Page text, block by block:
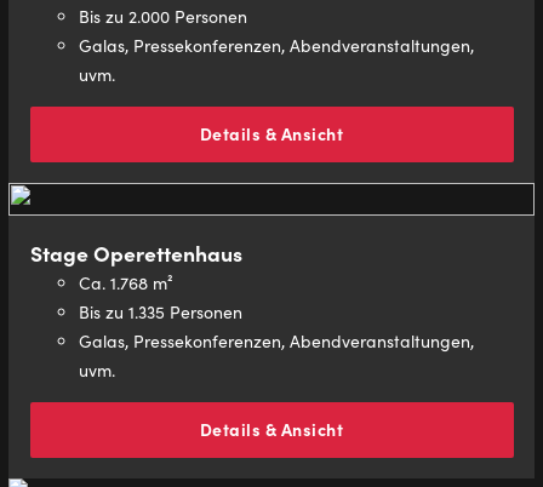
Bis zu 2.000 Personen
Galas, Pressekonferenzen, Abendveranstaltungen,
uvm.
Details & Ansicht
Stage Operettenhaus
Ca. 1.768 m²
Bis zu 1.335 Personen
Galas, Pressekonferenzen, Abendveranstaltungen,
uvm.
Details & Ansicht